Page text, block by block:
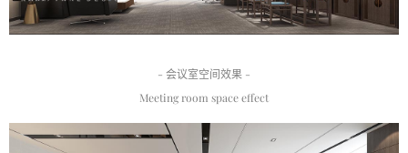
- 会议室空间效果 -
Meeting room space effect